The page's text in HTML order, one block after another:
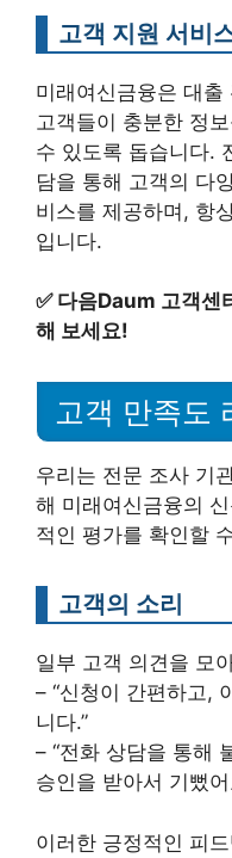
고객 지원 서비
미래여신금융은 대출
고객들이 충분한 정
수 있도록 돕습니다.
담을 통해 고객의 다
비스를 제공하며, 항
입니다.
✅ 다음Daum 고객센
해 보세요!
고객 만족도
우리는 전문 조사 기
해 미래여신금융의
적인 평가를 확인할
고객의 소리
일부 고객 의견을 모
– “신청이 간편하고,
니다.”
– “전화 상담을 통해
승인을 받아서 기뻤어
이러한 긍정적인 피